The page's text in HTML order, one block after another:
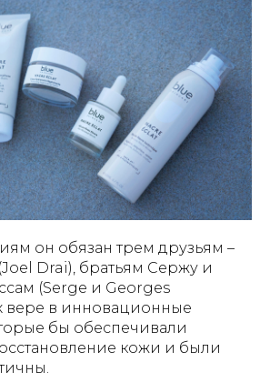
он обязан трем друзьям –
Drai), братьям Сержу и
(Serge и Georges
вере в инновационные
бы обеспечивали
кожи и были